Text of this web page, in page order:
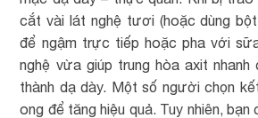
cắt vài lát nghệ tươi (hoặc dùng bột
để ngậm trực tiếp hoặc pha với
nghệ vừa giúp trung hòa axit
thành dạ dày. Một số người chọn
ong để tăng hiệu quả. Tuy nhiên, bạn